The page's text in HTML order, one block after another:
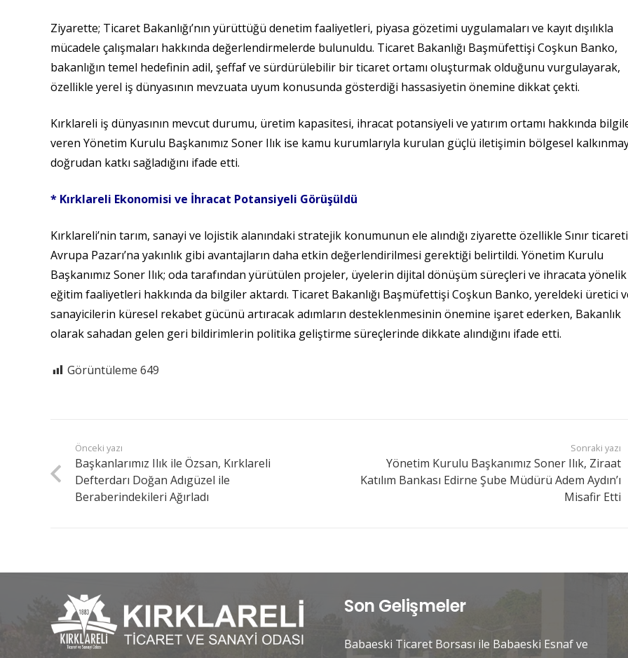
Ziyarette; Ticaret Bakanlığı’nın yürüttüğü denetim faaliyetleri, piyasa gözetimi uygulamaları ve kayıt dışılıkla
mücadele çalışmaları hakkında değerlendirmelerde bulunuldu. Ticaret Bakanlığı Başmüfettişi Coşkun Banko,
bakanlığın temel hedefinin adil, şeffaf ve sürdürülebilir bir ticaret ortamı oluşturmak olduğunu vurgulayarak,
özellikle yerel iş dünyasının mevzuata uyum konusunda gösterdiği hassasiyetin önemine dikkat çekti.
Kırklareli iş dünyasının mevcut durumu, üretim kapasitesi, ihracat potansiyeli ve yatırım ortamı hakkında
veren Yönetim Kurulu Başkanımız Soner Ilık ise kamu kurumlarıyla kurulan güçlü iletişimin bölgesel
doğrudan katkı sağladığını ifade etti.
* Kırklareli Ekonomisi ve İhracat Potansiyeli Görüşüldü
Kırklareli’nin tarım, sanayi ve lojistik alanındaki stratejik konumunun ele alındığı ziyarette özellikle Sınır
Avrupa Pazarı’na yakınlık gibi avantajların daha etkin değerlendirilmesi gerektiği belirtildi. Yönetim Kurulu
Başkanımız Soner Ilık; oda tarafından yürütülen projeler, üyelerin dijital dönüşüm süreçleri ve ihracata yönelik
eğitim faaliyetleri hakkında da bilgiler aktardı. Ticaret Bakanlığı Başmüfettişi Coşkun Banko, yereldeki üretici
sanayicilerin küresel rekabet gücünü artıracak adımların desteklenmesinin önemine işaret ederken, Bakanlık
olarak sahadan gelen geri bildirimlerin politika geliştirme süreçlerinde dikkate alındığını ifade etti.
Görüntüleme 649
Önceki yazı
Başkanlarımız Ilık ile Özsan, Kırklareli
Defterdarı Doğan Adıgüzel ile
Beraberindekileri Ağırladı
Sonraki yazı
Yönetim Kurulu Başkanımız Soner Ilık, Ziraat
Katılım Bankası Edirne Şube Müdürü Adem Aydın’ı
Misafir Etti
Son Gelişmeler
Babaeski Ticaret Borsası ile Babaeski Esnaf ve